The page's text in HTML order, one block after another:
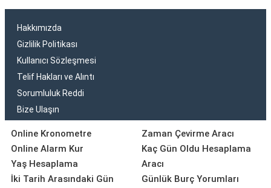
Hakkımızda
Gizlilik Politikası
Kullanıcı Sözleşmesi
Telif Hakları ve Alıntı
Sorumluluk Reddi
Bize Ulaşın
Online Kronometre
Online Alarm Kur
Yaş Hesaplama
İki Tarih Arasındaki Gün
Zaman Çevirme Aracı
Kaç Gün Oldu Hesaplama
Aracı
Günlük Burç Yorumları